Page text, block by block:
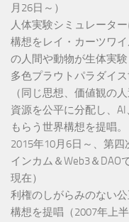
月26日～）
人体実験シミュレータ
構想をレイ・カーツワ
の人間や動物が生体実
多色プラウトパラダイ
（同じ思想、価値観の
資源を公平に分配し、
もらう世界構想を提唱。
2015年10月6日～、第
インカム＆Web3＆DAO
現在）
利権のしがらみのない
構想を提唱（2007年上